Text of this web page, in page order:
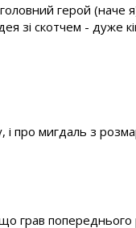
герой (наче
зі скотчем - дуже
і про мигдаль з
грав попереднього